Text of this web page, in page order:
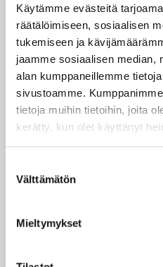
Käytämme evästeitä
räätälöimiseen, sosiaalisen
tukemiseen ja
jaamme sosiaalisen median,
alan kumppaneillemme
sivustoamme.
tietoja muihin tietoihin, joita
kerätty, kun olet käyttänyt
valinta
Välttämätön
Mieltymykset
Softcare
10.02.2025
Black Friday &
29.11.2024